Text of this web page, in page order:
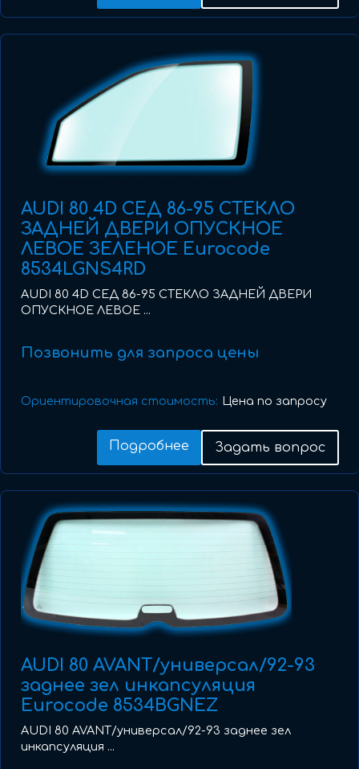
AUDI 80 4D СЕД 86-95 СТЕКЛО
ЗАДНЕЙ ДВЕРИ ОПУСКНОЕ
ЛЕВОЕ ЗЕЛЕНОЕ Eurocode
8534LGNS4RD
AUDI 80 4D СЕД 86-95 СТЕКЛО ЗАДНЕЙ ДВЕРИ
ОПУСКНОЕ ЛЕВОЕ ...
Позвонить для запроса цены
Ориентировочная стоимость: Цена по запросу
Подробнее Задать вопрос
AUDI 80 AVANT/универсал/92-93
заднее зел инкапсуляция
Eurocode 8534BGNEZ
AUDI 80 AVANT/универсал/92-93 заднее зел
инкапсуляция ...